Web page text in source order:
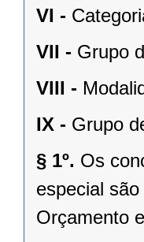
VI -
VII - Grupo
VIII -
IX - Grupo
§ 1º. Os
especial
Orçamento